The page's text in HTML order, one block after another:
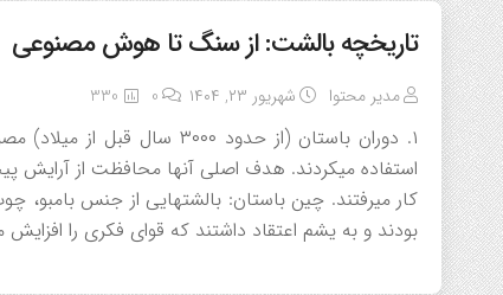
تاریخچه بالشت: از سنگ تا هوش مصنوعی
مدیر محتوا شهریور ۲۳, ۱۴۰۴ 0
330
استفاده میکردند. هدف اصلی آنها محافظت از آرایش
بودند و به یشم اعتقاد داشتند که قوای فکری را افزایش میدهد. ۲.